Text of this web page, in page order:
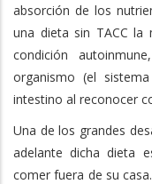
absorción de los
una dieta sin TACC la
condición
organismo (el
intestino al reconocer
Una de los grandes
adelante dicha dieta
comer fuera de su